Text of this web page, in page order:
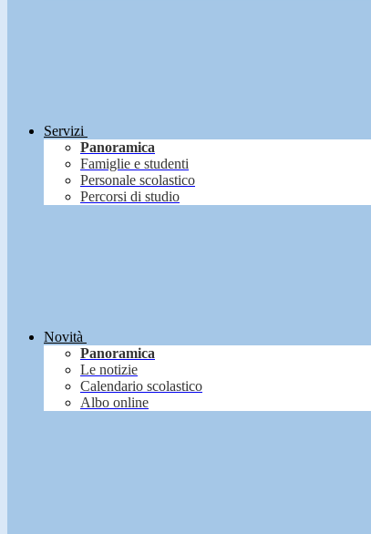
Servizi
Panoramica
Famiglie e studenti
Personale scolastico
Percorsi di studio
Novità
Panoramica
Le notizie
Calendario scolastico
Albo online